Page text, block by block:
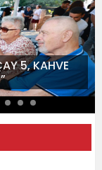
5, KAHVE